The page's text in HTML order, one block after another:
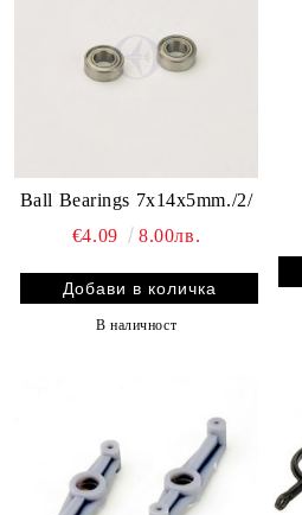
Ball Bearings 7x14x5mm./2/
€4.09
8.00лв.
В наличност